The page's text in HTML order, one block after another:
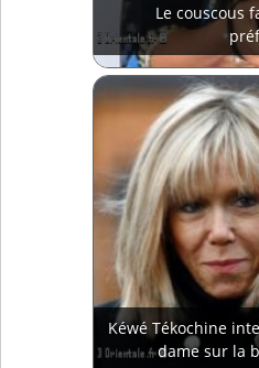
Le couscous
Kéwé Tékochine
dame sur la